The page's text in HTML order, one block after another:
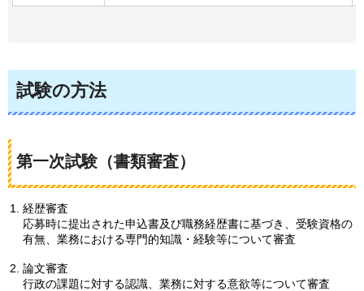
試験の方法
第一次試験（書類審査）
経歴審査
応募時に提出された申込書及び職務経歴書に基づき、受験資格の
有無、業務における専門的知識・経験等について審査
論文審査
行政の課題に対する認識、業務に対する意欲等について審査